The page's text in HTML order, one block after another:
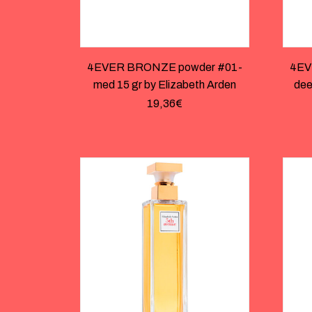
4EVER BRONZE powder #01-
med 15 gr by Elizabeth Arden
19,36€